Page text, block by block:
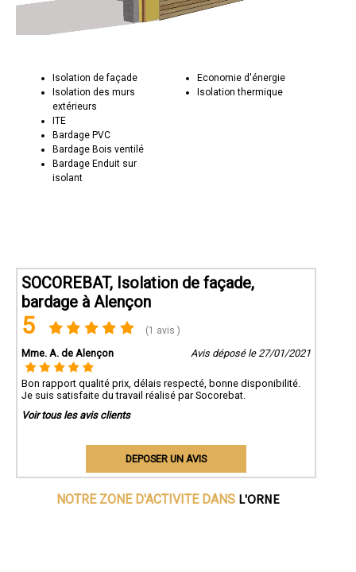
Isolation de façade
Isolation des murs
extérieurs
ITE
Bardage PVC
Bardage Bois ventilé
Bardage Enduit sur
isolant
Economie d'énergie
Isolation thermique
SOCOREBAT, Isolation de façade,
bardage à Alençon
5 (1 avis )
Mme. A. de Alençon Avis déposé le 27/01/2021
Bon rapport qualité prix, délais respecté, bonne disponibilité.
Je suis satisfaite du travail réalisé par Socorebat.
Voir tous les avis clients
DEPOSER UN AVIS
NOTRE ZONE D'ACTIVITE DANS L'ORNE